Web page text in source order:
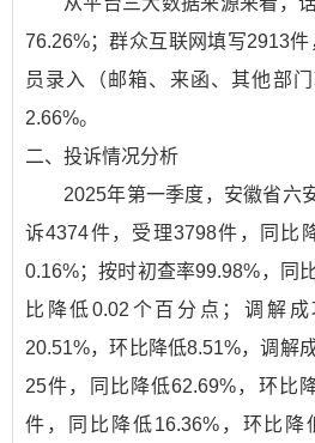
76.26%；群众互联网填写2913
员录入（邮箱、来函、其他部
2.66%。
二、投诉情况分析
2025年第一季度，安徽省六
诉4374件，受理3798件，同比
0.16%；按时初查率99.98%，同
比降低0.02个百分点；调解
20.51%，环比降低8.51%，调解
25件，同比降低62.69%，环比
件，同比降低16.36%，环比降